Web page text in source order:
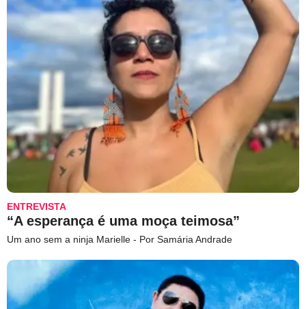
ENTREVISTA
“A esperança é uma moça teimosa”
Um ano sem a ninja Marielle - Por Samária Andrade